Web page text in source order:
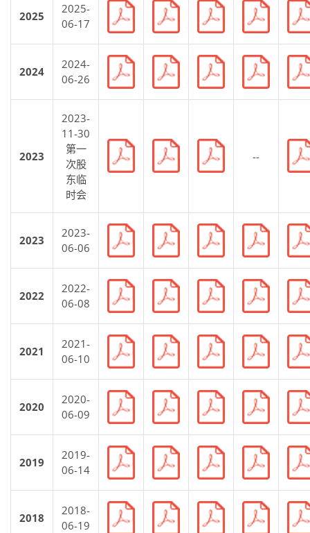
2025
2025-
06-17
2024
2024-
06-26
2023
2023-
11-30
第一
次股
东临
时会
--
2023
2023-
06-06
2022
2022-
06-08
2021
2021-
06-10
2020
2020-
06-09
2019
2019-
06-14
2018
2018-
06-19